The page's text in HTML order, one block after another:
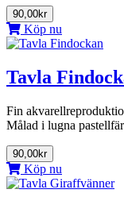
90,00kr
Köp nu
Tavla
Fin
Målad i lugna
90,00kr
Köp nu